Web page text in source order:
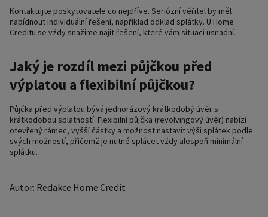
Kontaktujte poskytovatele co nejdříve. Seriózní věřitel by měl
nabídnout individuální řešení, například odklad splátky. U Home
Creditu se vždy snažíme najít řešení, které vám situaci usnadní.
Jaký je rozdíl mezi půjčkou před
výplatou a flexibilní půjčkou?
Půjčka před výplatou bývá jednorázový krátkodobý úvěr s
krátkodobou splatností. Flexibilní půjčka (revolvingový úvěr) nabízí
otevřený rámec, vyšší částky a možnost nastavit výši splátek podle
svých možností, přičemž je nutné splácet vždy alespoň minimální
splátku.
Autor: Redakce Home Credit